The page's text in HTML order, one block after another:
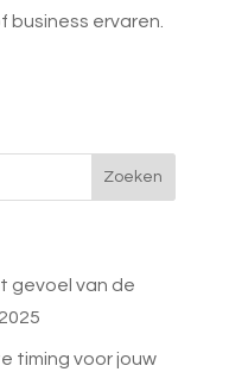
business ervaren.
gevoel van de
timing voor jouw